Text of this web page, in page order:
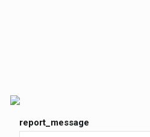
report_message